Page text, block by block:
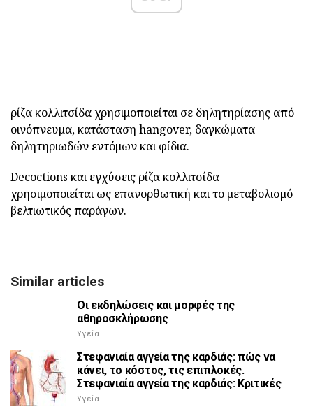
ρίζα κολλιτσίδα χρησιμοποιείται σε δηλητηρίασης από
οινόπνευμα, κατάσταση hangover, δαγκώματα
δηλητηριωδών εντόμων και φίδια.
Decoctions και εγχύσεις ρίζα κολλιτσίδα
χρησιμοποιείται ως επανορθωτική και το μεταβολισμό
βελτιωτικός παράγων.
Similar articles
Οι εκδηλώσεις και μορφές της
αθηροσκλήρωσης
Υγεία
Στεφανιαία αγγεία της καρδιάς: πώς να
κάνει, το κόστος, τις επιπλοκές.
Στεφανιαία αγγεία της καρδιάς: Κριτικές
Υγεία